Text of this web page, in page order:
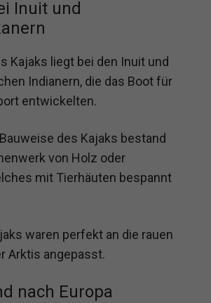
Inuit und
Kajaks liegt bei den Inuit und
Indianern, die das Boot für
entwickelten.
des Kajaks bestand
von Holz oder
mit Tierhäuten bespannt
waren perfekt an die rauen
Arktis angepasst.
nach Europa